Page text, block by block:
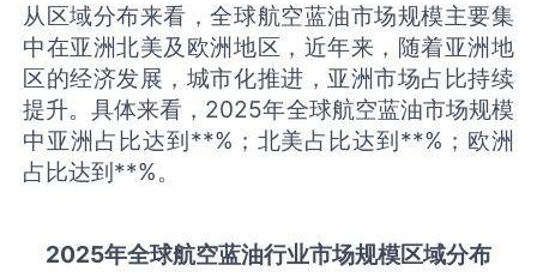
从区域分布来看，全球航空蓝油市场规模主要集
中在亚洲北美及欧洲地区，近年来，随着亚洲地
区的经济发展，城市化推进，亚洲市场占比持续
提升。具体来看，2025年全球航空蓝油市场规模
中亚洲占比达到**%；北美占比达到**%；欧洲
占比达到**%。
2025年全球航空蓝油行业市场规模区域分布